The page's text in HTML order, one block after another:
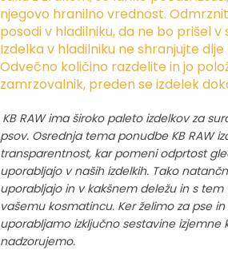
njegovo hranilno vrednost.
posodi v hladilniku, da ne bo prišel v
Izdelka v hladilniku ne shranjujte
Odvečno količino razdelite in jo
zamrzovalnik, preden se izdelek
KB RAW ima široko paleto izdelkov za
psov. Osrednja tema ponudbe KB RAW
transparentnost, kar pomeni odprtost
uporabljajo v naših izdelkih. Tako
uporabljajo in v kakšnem deležu in s
vašemu kosmatincu. Ker želimo za pse
uporabljamo izključno sestavine izjemne
nadzorujemo.